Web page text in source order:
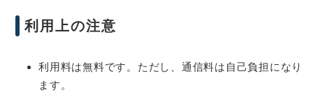
利用上の注意
利用料は無料です。ただし、通信料は自己負担になり
ます。